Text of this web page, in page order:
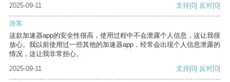
2025-09-11
支持[0] 反对[0]
游客
这款加速器app的安全性很高，使用过程中不会泄露个人信息，这让我很
放心。我以前使用过一些其他的加速器app，经常会出现个人信息泄露的
情况，这让我非常担心。
2025-09-11
支持[0] 反对[0]